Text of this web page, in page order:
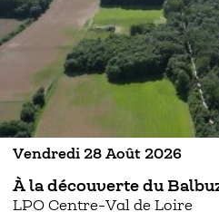
Vendredi 28 Août 2026
À la découverte du
LPO Centre-Val de Loire